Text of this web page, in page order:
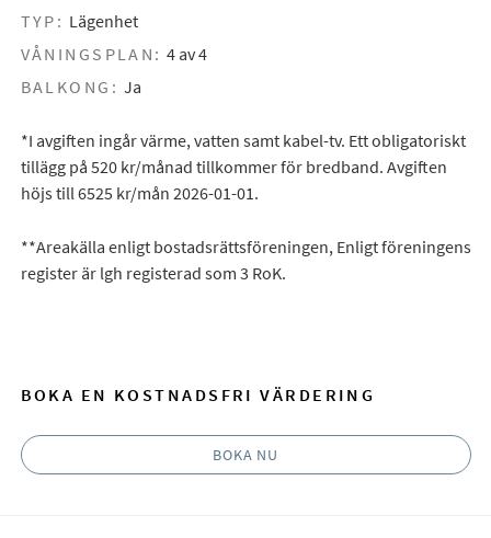
TYP: Lägenhet
VÅNINGSPLAN: 4 av 4
BALKONG: Ja
*I avgiften ingår värme, vatten samt kabel-tv. Ett obligatoriskt
tillägg på 520 kr/månad tillkommer för bredband. Avgiften
höjs till 6525 kr/mån 2026-01-01.
**Areakälla enligt bostadsrättsföreningen, Enligt föreningens
register är lgh registerad som 3 RoK.
BOKA EN KOSTNADSFRI VÄRDERING
BOKA NU